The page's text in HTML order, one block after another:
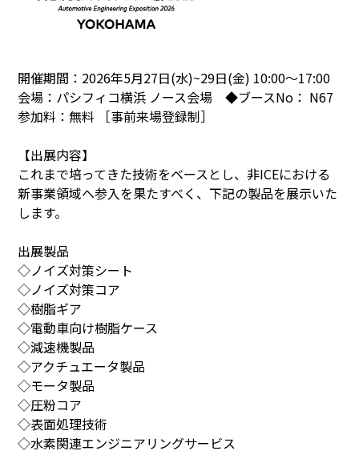
開催期間：2026年5月27日(水)~29日(金) 10:00～17:00
会場：パシフィコ横浜 ノース会場 ◆ブースNo： N67
参加料：無料 ［事前来場登録制］
【出展内容】
これまで培ってきた技術をベースとし、非ICEにおける
新事業領域へ参入を果たすべく、下記の製品を展示いた
します。
出展製品
◇ノイズ対策シート
◇ノイズ対策コア
◇樹脂ギア
◇電動車向け樹脂ケース
◇減速機製品
◇アクチュエータ製品
◇モータ製品
◇圧粉コア
◇表面処理技術
◇水素関連エンジニアリングサービス